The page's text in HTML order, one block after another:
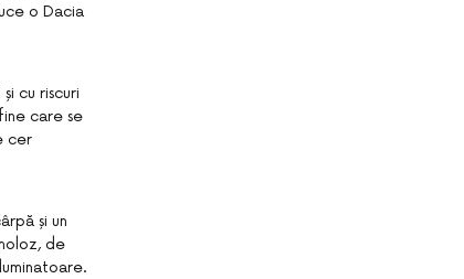
o Dacia
cu riscuri
care se
cer
și un
de